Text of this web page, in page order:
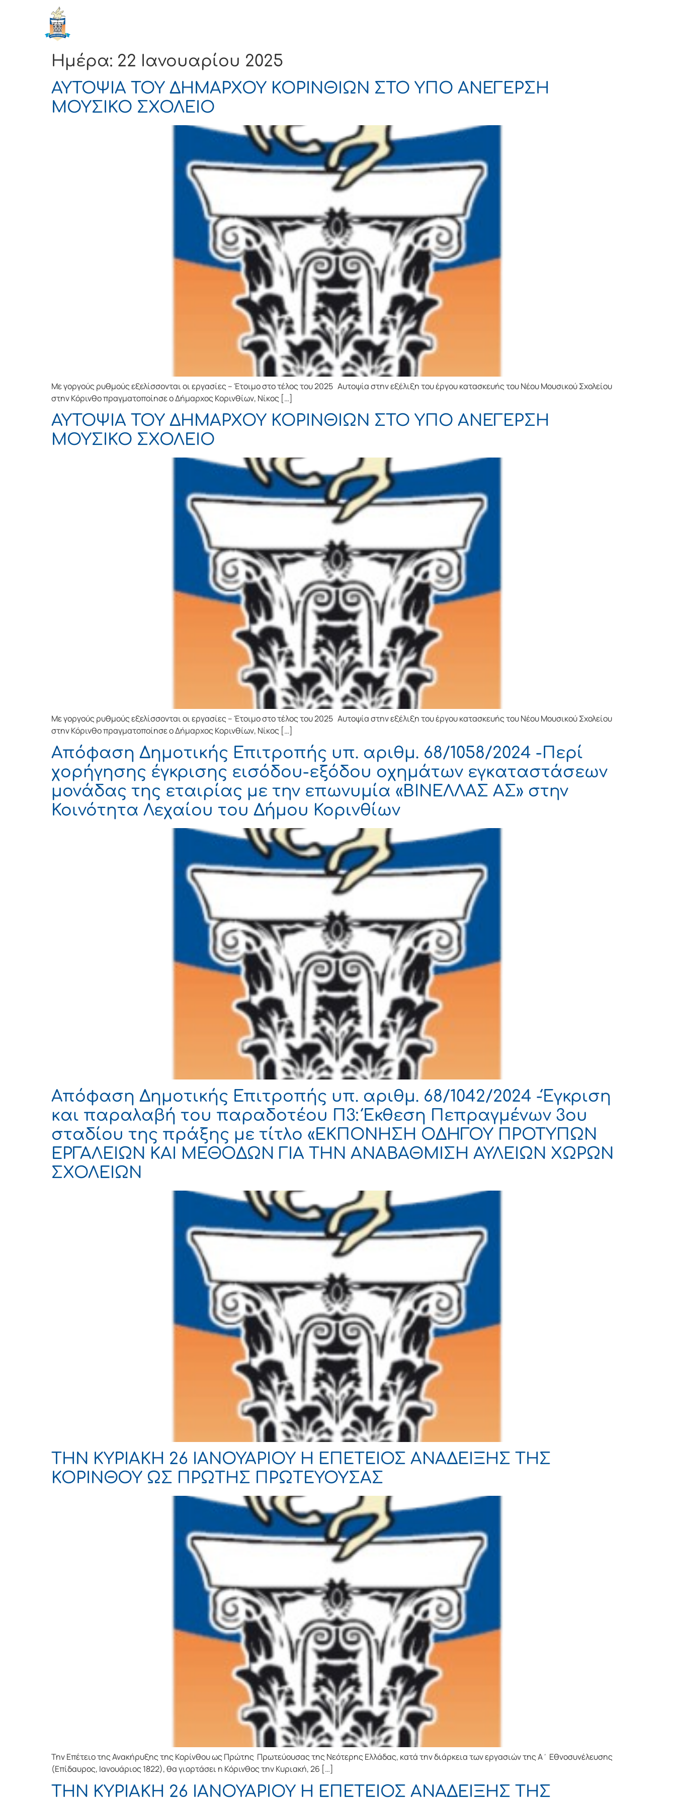
Ημέρα: 22 Ιανουαρίου 2025
ΑΥΤΟΨΙΑ ΤΟΥ ΔΗΜΑΡΧΟΥ ΚΟΡΙΝΘΙΩΝ ΣΤΟ ΥΠΟ ΑΝΕΓΕΡΣΗ
ΜΟΥΣΙΚΟ ΣΧΟΛΕΙΟ
Με γοργούς ρυθμούς εξελίσσονται οι εργασίες – Έτοιμο στο τέλος του 2025 Αυτοψία στην εξέλιξη του έργου κατασκευής του Νέου Μουσικού Σχολείου
στην Κόρινθο πραγματοποίησε ο Δήμαρχος Κορινθίων, Νίκος […]
ΑΥΤΟΨΙΑ ΤΟΥ ΔΗΜΑΡΧΟΥ ΚΟΡΙΝΘΙΩΝ ΣΤΟ ΥΠΟ ΑΝΕΓΕΡΣΗ
ΜΟΥΣΙΚΟ ΣΧΟΛΕΙΟ
Με γοργούς ρυθμούς εξελίσσονται οι εργασίες – Έτοιμο στο τέλος του 2025 Αυτοψία στην εξέλιξη του έργου κατασκευής του Νέου Μουσικού Σχολείου
στην Κόρινθο πραγματοποίησε ο Δήμαρχος Κορινθίων, Νίκος […]
Απόφαση Δημοτικής Επιτροπής υπ. αριθμ. 68/1058/2024 -Περί
χορήγησης έγκρισης εισόδου-εξόδου οχημάτων εγκαταστάσεων
μονάδας της εταιρίας με την επωνυμία «ΒΙΝΕΛΛΑΣ ΑΣ» στην
Κοινότητα Λεχαίου του Δήμου Κορινθίων
Απόφαση Δημοτικής Επιτροπής υπ. αριθμ. 68/1042/2024 -Έγκριση
και παραλαβή του παραδοτέου Π3: Έκθεση Πεπραγμένων 3ου
σταδίου της πράξης με τίτλο «ΕΚΠΟΝΗΣΗ ΟΔΗΓΟΥ ΠΡΟΤΥΠΩΝ
ΕΡΓΑΛΕΙΩΝ ΚΑΙ ΜΕΘΟΔΩΝ ΓΙΑ ΤΗΝ ΑΝΑΒΑΘΜΙΣΗ ΑΥΛΕΙΩΝ ΧΩΡΩΝ
ΣΧΟΛΕΙΩΝ
ΤΗΝ ΚΥΡΙΑΚΗ 26 ΙΑΝΟΥΑΡΙΟΥ Η ΕΠΕΤΕΙΟΣ ΑΝΑΔΕΙΞΗΣ ΤΗΣ
ΚΟΡΙΝΘΟΥ ΩΣ ΠΡΩΤΗΣ ΠΡΩΤΕΥΟΥΣΑΣ
Την Επέτειο της Ανακήρυξης της Κορίνθου ως Πρώτης Πρωτεύουσας της Νεότερης Ελλάδας, κατά την διάρκεια των εργασιών της Α΄ Εθνοσυνέλευσης
(Επίδαυρος, Ιανουάριος 1822), θα γιορτάσει η Κόρινθος την Κυριακή, 26 […]
ΤΗΝ ΚΥΡΙΑΚΗ 26 ΙΑΝΟΥΑΡΙΟΥ Η ΕΠΕΤΕΙΟΣ ΑΝΑΔΕΙΞΗΣ ΤΗΣ